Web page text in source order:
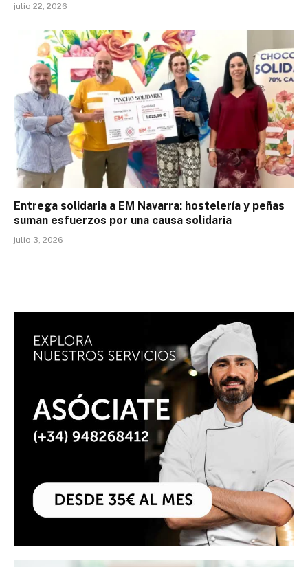
julio 22, 2026
Entrega solidaria a EM Navarra: hostelería y peñas
suman esfuerzos por una causa solidaria
julio 3, 2026